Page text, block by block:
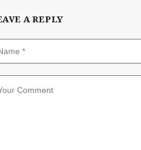
A REPLY